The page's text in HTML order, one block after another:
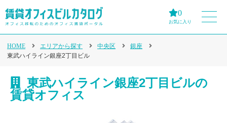
0
お気に入り
HOME エリアから探す 中央区
銀座
東武ハイライン銀座2丁目ビル
東武ハイライン銀座2丁目ビルの
賃貸オフィス